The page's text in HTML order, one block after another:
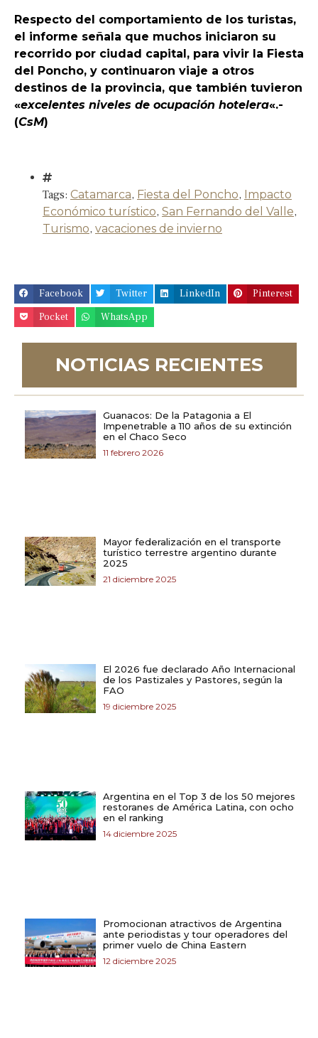
Respecto del comportamiento de los turistas,
el informe señala que muchos iniciaron su
recorrido por ciudad capital, para vivir la Fiesta
del Poncho, y continuaron viaje a otros
destinos de la provincia, que también tuvieron
«excelentes niveles de ocupación hotelera«.-
(CsM)
Tags: Catamarca, Fiesta del Poncho, Impacto
Económico turístico, San Fernando del Valle,
Turismo, vacaciones de invierno
Facebook Twitter LinkedIn
Pinterest
Pocket
WhatsApp
NOTICIAS RECIENTES
Guanacos: De la Patagonia a El
Impenetrable a 110 años de su extinción
en el Chaco Seco
11 febrero 2026
Mayor federalización en el transporte
turístico terrestre argentino durante
2025
21 diciembre 2025
El 2026 fue declarado Año Internacional
de los Pastizales y Pastores, según la
FAO
19 diciembre 2025
Argentina en el Top 3 de los 50 mejores
restoranes de América Latina, con ocho
en el ranking
14 diciembre 2025
Promocionan atractivos de Argentina
ante periodistas y tour operadores del
primer vuelo de China Eastern
12 diciembre 2025